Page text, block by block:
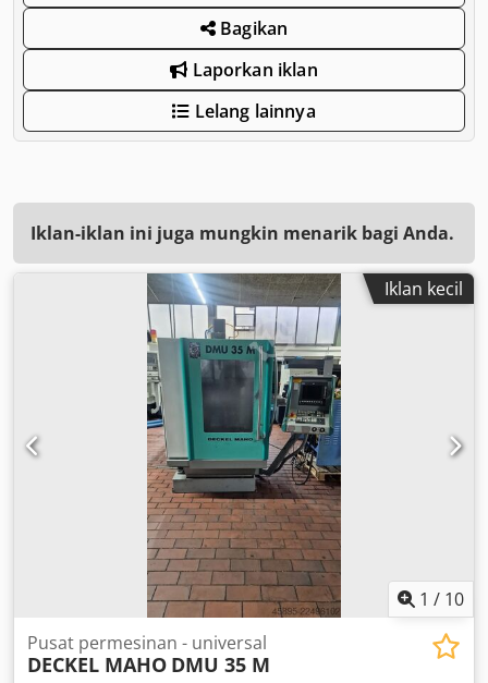
Bagikan
Laporkan iklan
Lelang lainnya
Iklan-iklan ini juga mungkin menarik bagi Anda.
Iklan kecil
1 / 10
Pusat permesinan - universal
DECKEL MAHO DMU 35 M